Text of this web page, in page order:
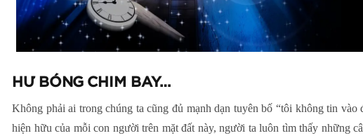
HƯ BÓNG CHIM BAY…
Không phải ai trong chúng ta cũng đủ mạnh dạn tuyên bố “tôi không tin
hiện hữu của mỗi con người trên mặt đất này, người ta luôn tìm thấy những